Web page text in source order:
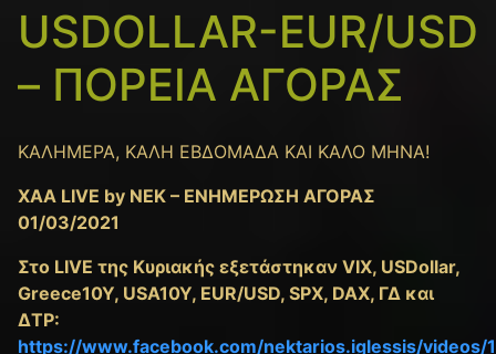
USDOLLAR-EUR/USD
– ΠΟΡΕΙΑ ΑΓΟΡΑΣ
ΚΑΛΗΜΕΡΑ, ΚΑΛΗ ΕΒΔΟΜΑΔΑ ΚΑΙ ΚΑΛΟ ΜΗΝΑ!
XAA LIVE by NEK – ΕΝΗΜΕΡΩΣΗ ΑΓΟΡΑΣ
01/03/2021
Στο LIVE της Κυριακής εξετάστηκαν VIX, USDollar,
Greece10Y, USA10Y, EUR/USD, SPX, DAX, ΓΔ και
ΔΤΡ:
https://www.facebook.com/nektarios.iglessis/videos/